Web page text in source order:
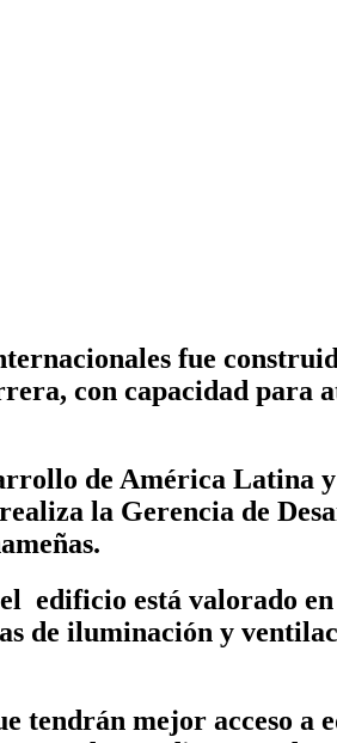
fue
con capacidad para
de América Latina
la Gerencia de
edificio está valorado
de iluminación y
tendrán mejor acceso a